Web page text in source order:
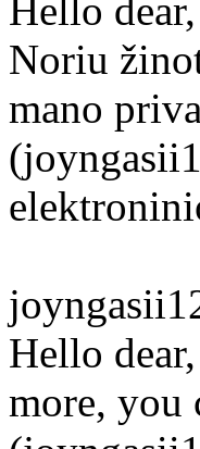
Hello
Noriu
mano
Hello
more, you